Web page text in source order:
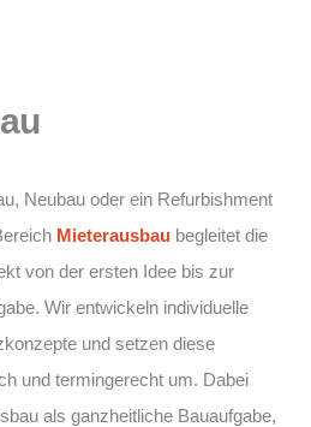
Neubau oder ein Refurbishment
Mieterausbau begleitet die
von der ersten Idee bis zur
Wir entwickeln individuelle
und setzen diese
und termingerecht um. Dabei
als ganzheitliche Bauaufgabe,